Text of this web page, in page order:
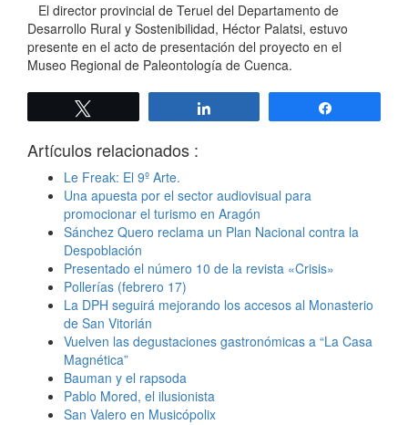
El director provincial de Teruel del Departamento de
Desarrollo Rural y Sostenibilidad, Héctor Palatsi, estuvo
presente en el acto de presentación del proyecto en el
Museo Regional de Paleontología de Cuenca.
Artículos relacionados :
Le Freak: El 9º Arte.
Una apuesta por el sector audiovisual para
promocionar el turismo en Aragón
Sánchez Quero reclama un Plan Nacional contra la
Despoblación
Presentado el número 10 de la revista «Crisis»
Pollerías (febrero 17)
La DPH seguirá mejorando los accesos al Monasterio
de San Vitorián
Vuelven las degustaciones gastronómicas a “La Casa
Magnética”
Bauman y el rapsoda
Pablo Mored, el ilusionista
San Valero en Musicópolix